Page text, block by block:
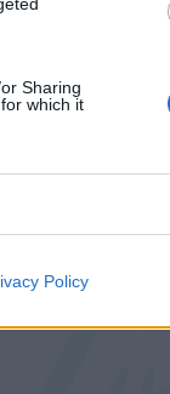
Sharing
which it
Policy